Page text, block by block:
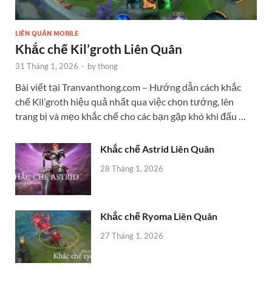
LIÊN QUÂN MOBILE
Khắc chế Kil’groth Liên Quân
31 Tháng 1, 2026 - bythong
Bài viết tại Tranvanthong.com – Hướng dẫn cách khắc
chế Kil’groth hiệu quả nhất qua việc chọn tướng, lên
trang bị và mẹo khắc chế cho các bạn gặp khó khi đấu …
Khắc chế Astrid Liên Quân
28 Tháng 1, 2026
Khắc chế Ryoma Liên Quân
27 Tháng 1, 2026